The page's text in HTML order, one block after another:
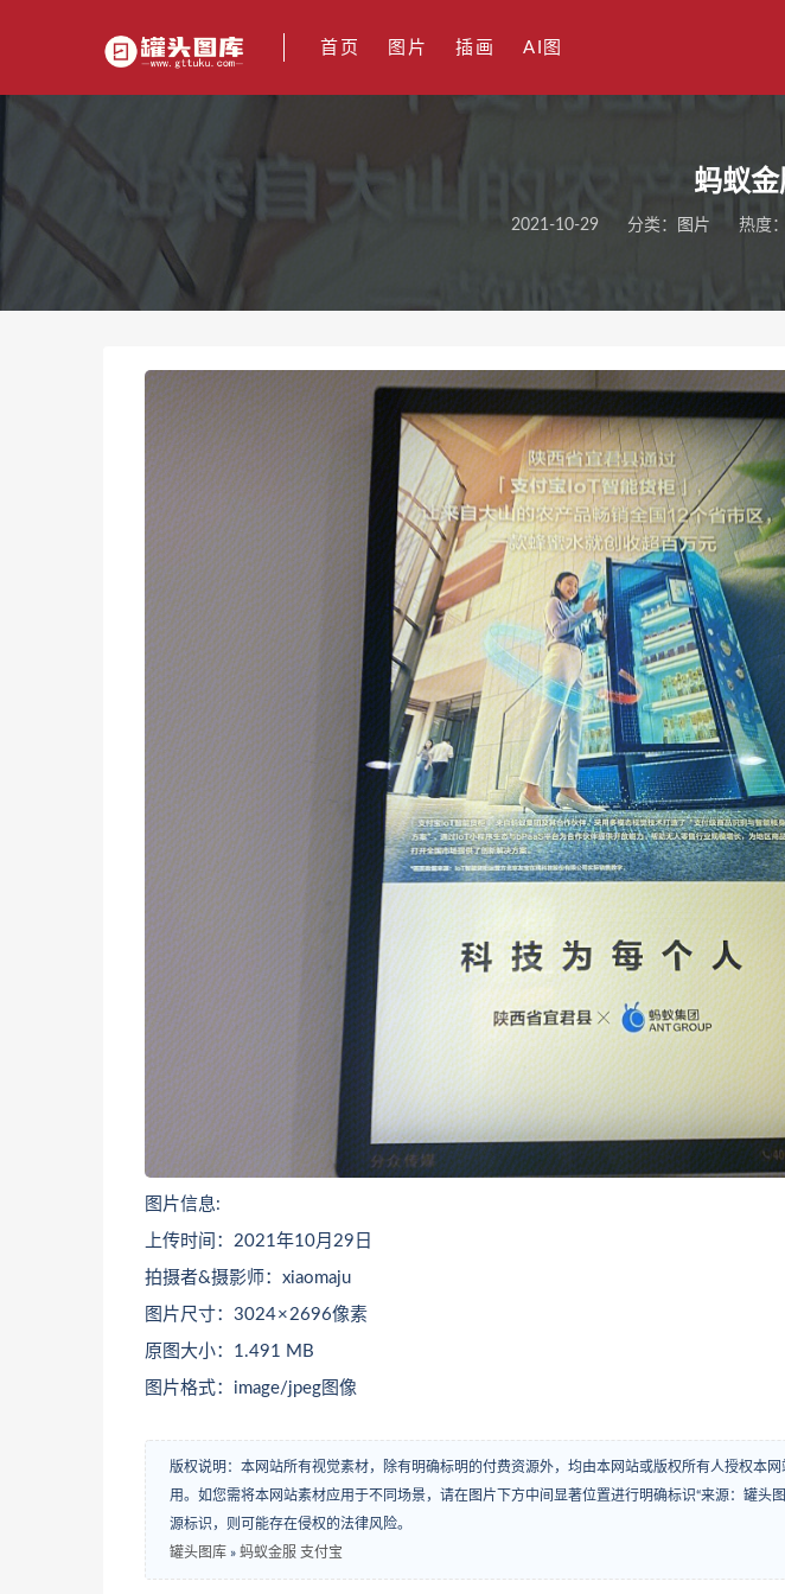
首页 图片 插画 AI图
蚂蚁
2021-10-29 分类： 图片 热度
图片信息:
上传时间：2021年10月29日
拍摄者&摄影师：xiaomaju
图片尺寸：3024 × 2696像素
原图大小：1.491 MB
图片格式：image/jpeg图像
版权说明：本网站所有视觉素材，除有明确标明的付费资源外，均由本网站或版权所有人授权本
用。如您需将本网站素材应用于不同场景，请在图片下方中间显著位置进行明确标识“来源：罐头
源标识，则可能存在侵权的法律风险。
罐头图库 » 蚂蚁金服 支付宝